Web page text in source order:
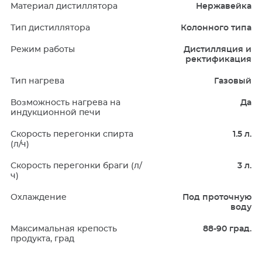
Материал дистиллятора Нержавейка
Тип дистиллятора Колонного типа
Режим работы
Дистилляция и
ректификация
Тип нагрева Газовый
Возможность нагрева на
индукционной печи
Да
Скорость перегонки спирта
(л/ч)
1.5 л.
Скорость перегонки браги (л/
ч)
3 л.
Охлаждение
Под проточную
воду
Максимальная крепость
продукта, град
88-90 град.